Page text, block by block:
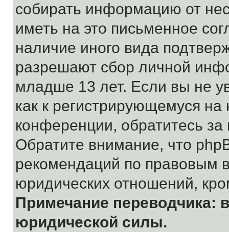
собирать информацию от
иметь на это письменное
наличие иного вида
разрешают сбор личной
младше 13 лет. Если вы не
как к регистрирующемуся
конференции, обратитесь
Обратите внимание, что
рекомендаций по правовым
юридических отношений,
Примечание переводчика:
юридической силы.